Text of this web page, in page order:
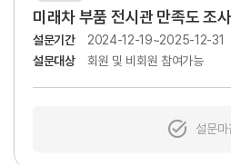
미래차 부품 전시관 만족도 조사
설문기간
2024-12-19~2025-12-31
설문대상
회원 및 비회원 참여가능
설문마